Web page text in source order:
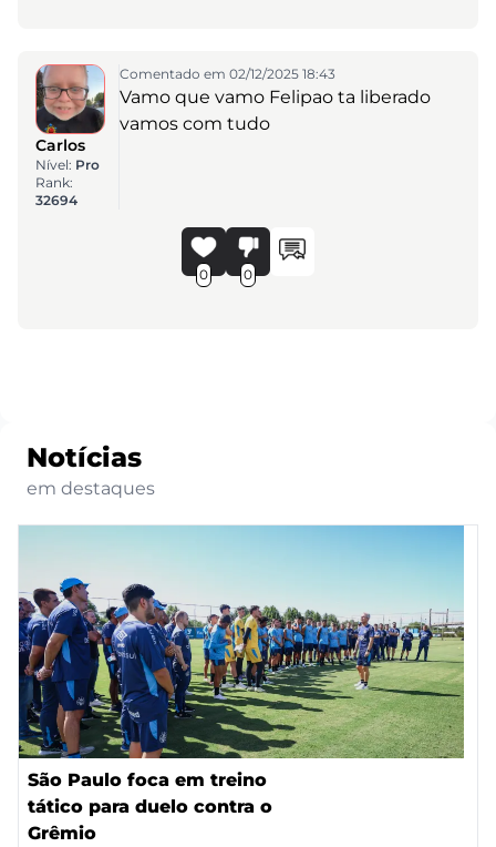
Carlos
Nível: Pro
Rank:
32694
Comentado em 02/12/2025 18:43
Vamo que vamo Felipao ta liberado
vamos com tudo
0 0
Notícias
em destaques
São Paulo foca em treino
tático para duelo contra o
Grêmio